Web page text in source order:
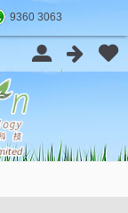
9360 3063